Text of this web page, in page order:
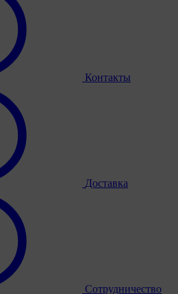
Контакты
Доставка
Сотрудничество